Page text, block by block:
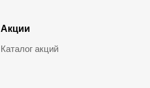
Акции
Каталог акций